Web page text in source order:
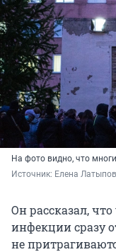
На фото видно, что
Источник: Елена
Он рассказал,
инфекции сразу
не